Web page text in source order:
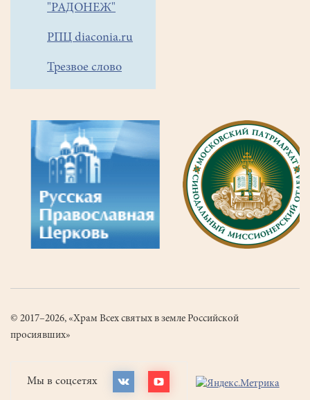
"РАДОНЕЖ"
РПЦ diaconia.ru
Трезвое слово
© 2017–2026, «Храм Всех святых в земле Российской
просиявших»
Мы в соцсетях